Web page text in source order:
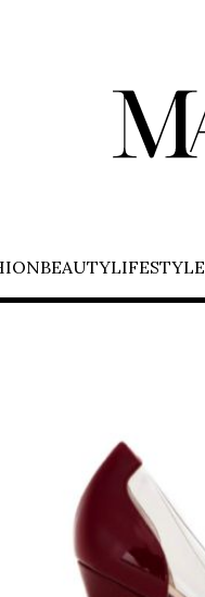
BEAUTYLIFESTYLE